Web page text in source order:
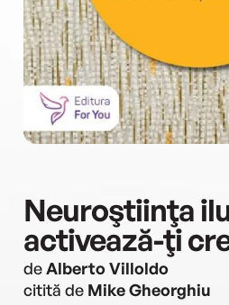
Neuroştiinţa
activează-ţi
deAlberto Villoldo
citită de Mike Gheorghiu